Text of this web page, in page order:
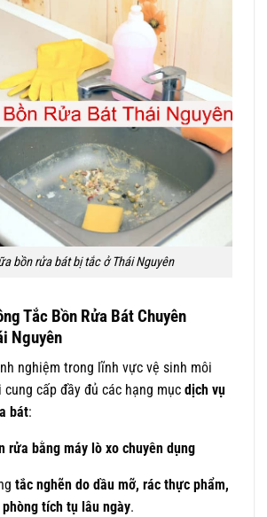
bồn rửa bát bị tắc ở Thái Nguyên
Tắc Bồn Rửa Bát Chuyên
Nguyên
nghiệm trong lĩnh vực vệ sinh môi
cấp đầy đủ các hạng mục dịch vụ
bát:
rửa bằng máy lò xo chuyên dụng
tắc nghẽn do dầu mỡ, rác thực phẩm,
phòng tích tụ lâu ngày.